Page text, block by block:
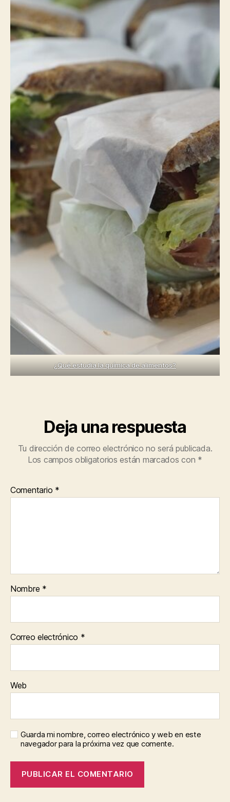
¿Qué estudia la química de alimentos?
Deja una respuesta
Tu dirección de correo electrónico no será publicada.
Los campos obligatorios están marcados con *
Comentario *
Nombre *
Correo electrónico *
Web
Guarda mi nombre, correo electrónico y web en este
navegador para la próxima vez que comente.